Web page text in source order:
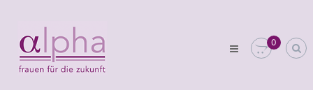
content
alpha
Frauen
für
die
0